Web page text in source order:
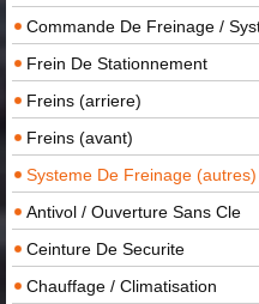
Commande De Freinage /
Frein De Stationnement
Freins (arriere)
Freins (avant)
Systeme De Freinage (autres)
Antivol / Ouverture Sans Cle
Ceinture De Securite
Chauffage / Climatisation